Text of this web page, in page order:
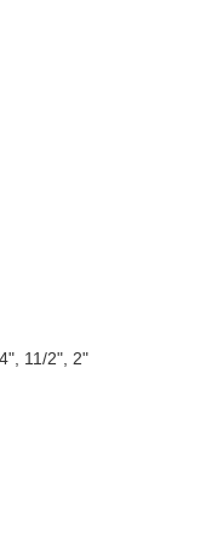
11/2", 2"